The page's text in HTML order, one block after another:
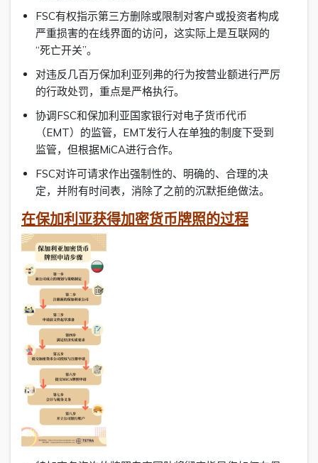
FSC有权指示第三方删除或限制对客户或投资者构成
严重损害的在线界面的访问，这实际上是互联网的
“死亡开关”。
对违反几百万保加利亚列弗的行为按营业额进行严厉
的行政处罚，重点是严格执行。
协调FSC和保加利亚国家银行对电子货币代币
（EMT）的监管，EMT发行人在单独的制度下受到
监管，但根据MiCA进行合作。
FSC对许可请求作出强制性的、明确的、合理的决
定，并附有时间表，消除了之前的沉默拒绝做法。
在保加利亚获得加密货币牌照的过程